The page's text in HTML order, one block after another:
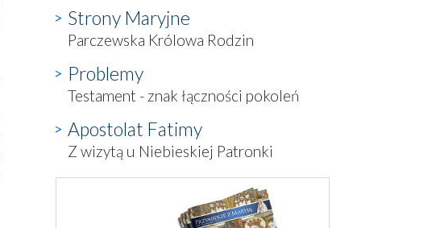
Strony Maryjne
Parczewska Królowa Rodzin
Problemy
Testament - znak łączności pokoleń
Apostolat Fatimy
Z wizytą u Niebieskiej Patronki